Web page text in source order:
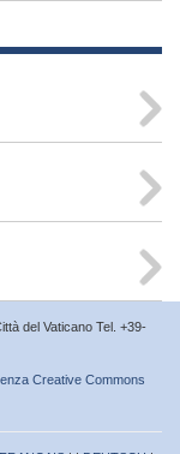
del Vaticano Tel. +39-
Creative Commons